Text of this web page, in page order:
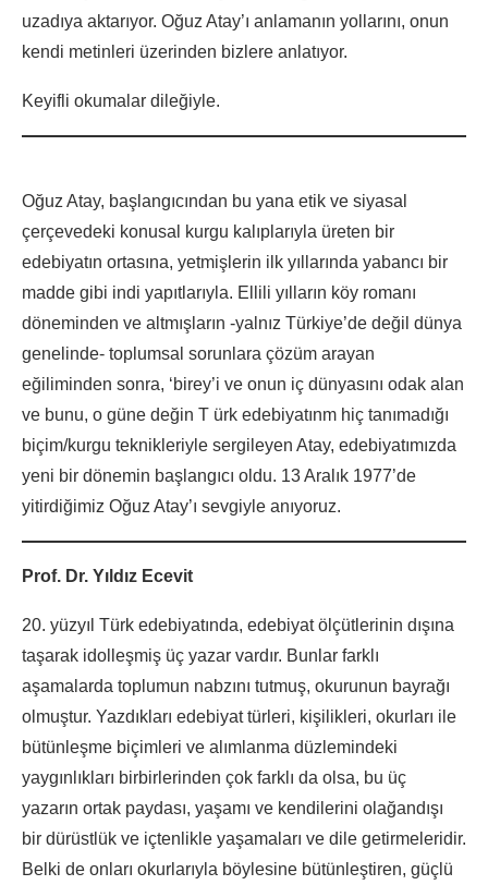
uzadıya aktarıyor. Oğuz Atay’ı anlamanın yollarını, onun
kendi metinleri üzerinden bizlere anlatıyor.
Keyifli okumalar dileğiyle.
Oğuz Atay, başlangıcından bu yana etik ve siyasal
çerçevedeki konusal kurgu kalıplarıyla üreten bir
edebiyatın ortasına, yetmişlerin ilk yıllarında yabancı bir
madde gibi indi yapıtlarıyla. Ellili yılların köy romanı
döneminden ve altmışların -yalnız Türkiye’de değil dünya
genelinde- toplumsal sorunlara çözüm arayan
eğiliminden sonra, ‘birey’i ve onun iç dünyasını odak alan
ve bunu, o güne değin T ürk edebiyatınm hiç tanımadığı
biçim/kurgu teknikleriyle sergileyen Atay, edebiyatımızda
yeni bir dönemin başlangıcı oldu. 13 Aralık 1977’de
yitirdiğimiz Oğuz Atay’ı sevgiyle anıyoruz.
Prof. Dr. Yıldız Ecevit
20. yüzyıl Türk edebiyatında, edebiyat ölçütlerinin dışına
taşarak idolleşmiş üç yazar vardır. Bunlar farklı
aşamalarda toplumun nabzını tutmuş, okurunun bayrağı
olmuştur. Yazdıkları edebiyat türleri, kişilikleri, okurları ile
bütünleşme biçimleri ve alımlanma düzlemindeki
yaygınlıkları birbirlerinden çok farklı da olsa, bu üç
yazarın ortak paydası, yaşamı ve kendilerini olağandışı
bir dürüstlük ve içtenlikle yaşamaları ve dile getirmeleridir.
Belki de onları okurlarıyla böylesine bütünleştiren, güçlü